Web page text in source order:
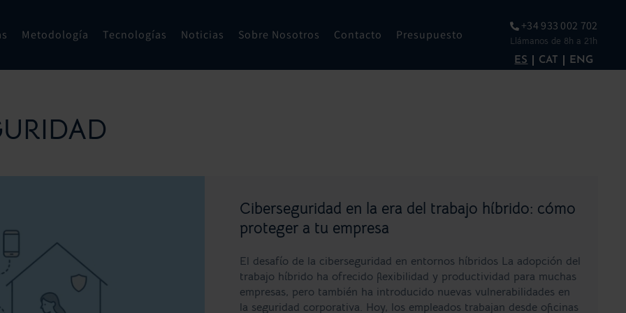
Metodología Tecnologías Noticias Sobre Nosotros Contacto Presupuesto
+34 933 002 702
Llámanos de 8h a 21h
ES CAT ENG
Ciberseguridad en la era del trabajo híbrido: cómo
proteger a tu empresa
El desafío de la ciberseguridad en entornos híbridos La adopción del
trabajo híbrido ha ofrecido flexibilidad y productividad para muchas
empresas, pero también ha introducido nuevas vulnerabilidades en
la seguridad corporativa. Hoy, los empleados trabajan desde oficinas